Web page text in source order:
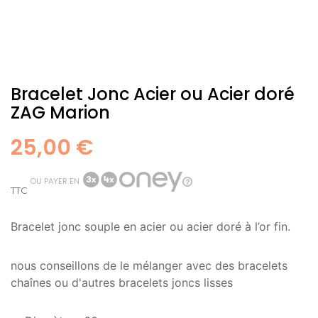
Bracelet Jonc Acier ou Acier doré
ZAG Marion
25,00 €
TTC
OU PAYER EN
Bracelet jonc souple en acier ou acier doré à l’or fin.
nous conseillons de le mélanger avec des bracelets
chaînes ou d'autres bracelets joncs lisses